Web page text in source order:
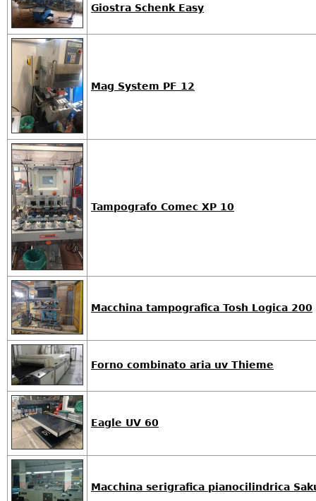
Giostra Schenk Easy
Mag System PF 12
Tampografo Comec XP 10
Macchina tampografica Tosh Logica 200
Forno combinato aria uv Thieme
Eagle UV 60
Macchina serigrafica pianocilindrica